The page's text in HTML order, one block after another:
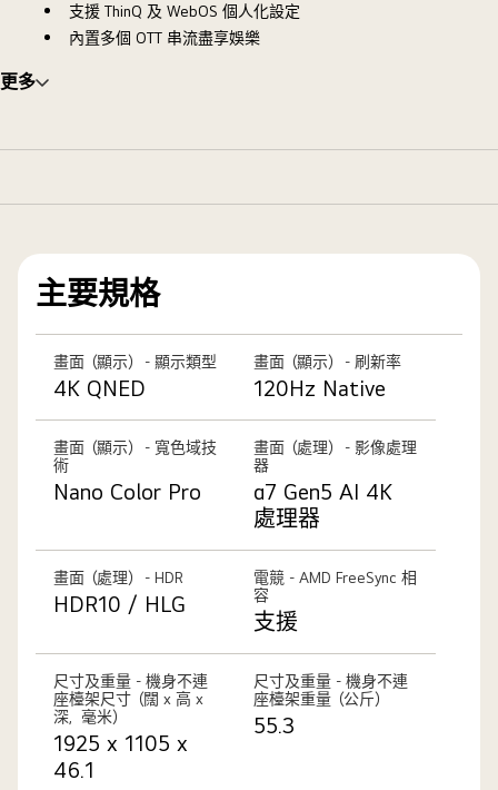
片
片
支援 ThinQ 及 WebOS 個人化設定
內置多個 OTT 串流盡享娛樂
更多
主要規格
畫面（顯示） - 顯示類型
4K QNED
畫面（顯示） - 刷新率
120Hz Native
畫面（顯示） - 寬色域技
術
Nano Color Pro
畫面（處理） - 影像處理
器
α7 Gen5 AI 4K
處理器
畫面（處理） - HDR
HDR10 / HLG
電競 - AMD FreeSync 相
容
支援
尺寸及重量 - 機身不連
座檯架尺寸（闊 x 高 x
深，毫米）
1925 x 1105 x
46.1
尺寸及重量 - 機身不連
座檯架重量（公斤）
55.3